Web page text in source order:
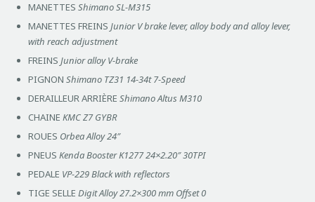
MANETTES Shimano SL-M315
MANETTES FREINS Junior V brake lever, alloy body and alloy lever,
with reach adjustment
FREINS Junior alloy V-brake
PIGNON Shimano TZ31 14-34t 7-Speed
DERAILLEUR ARRIÈRE Shimano Altus M310
CHAINE KMC Z7 GYBR
ROUES Orbea Alloy 24″
PNEUS Kenda Booster K1277 24×2.20″ 30TPI
PEDALE VP-229 Black with reflectors
TIGE SELLE Digit Alloy 27.2×300 mm Offset 0